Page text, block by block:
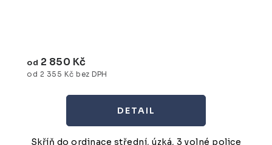
od 2 355 Kč bez DPH
od 2 850 Kč
Skříň do ordinace střední, úzká, 3 volné police